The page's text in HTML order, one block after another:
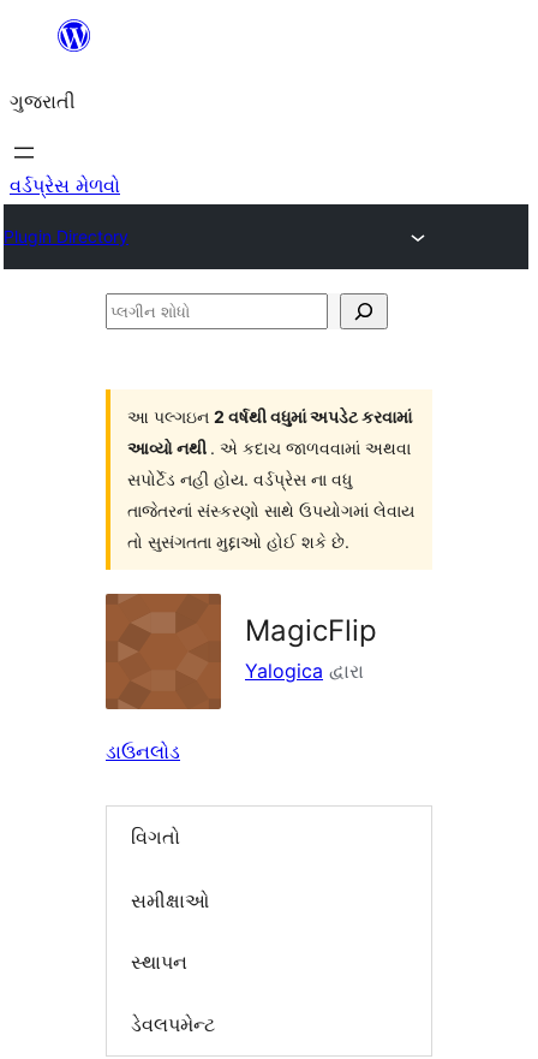
કંટેન્ટ(લખાણ)
જાઓ
ગુજરાતી
વર્ડપ્રેસ મેળવો
Plugin Directory
પ્લગીન
આ પલ્ગઇન 2 વર્ષથી વધુમાં અપડેટ કરવામાં
આવ્યો નથી . એ કદાચ જાળવવામાં અથવા
સપોર્ટેડ નહી હોય. વર્ડપ્રેસ ના વધુ
તાજેતરનાં સંસ્કરણો સાથે ઉપયોગમાં લેવાય
તો સુસંગતતા મુદ્દાઓ હોઈ શકે છે.
MagicFlip
Yalogica દ્વારા
ડાઉનલોડ
વિગતો
સમીક્ષાઓ
સ્થાપન
ડેવલપમેન્ટ